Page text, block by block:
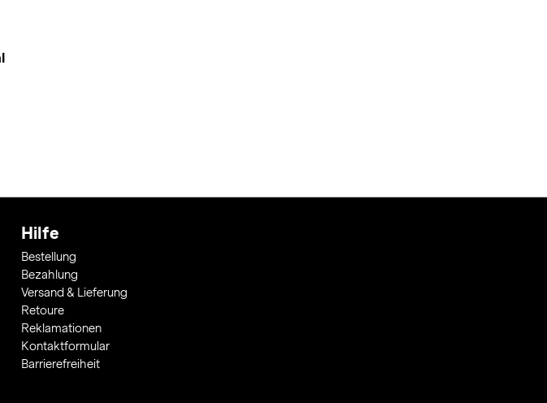
Hilfe
Bestellung
Bezahlung
Versand & Lieferung
Retoure
Reklamationen
Kontaktformular
Barrierefreiheit